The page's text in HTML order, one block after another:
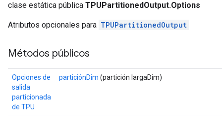
clase estática pública TPUPartitionedOutput.Options
Atributos opcionales para TPUPartitionedOutput
Métodos públicos
Opciones de
salida
particionada
de TPU
particiónDim (partición largaDim)